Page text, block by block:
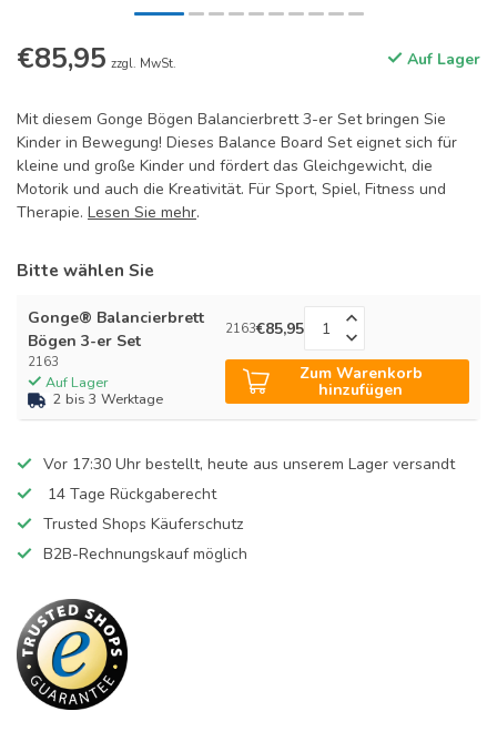
€85,95 zzgl. MwSt. Auf Lager
Mit diesem Gonge Bögen Balancierbrett 3-er Set bringen Sie
Kinder in Bewegung! Dieses Balance Board Set eignet sich für
kleine und große Kinder und fördert das Gleichgewicht, die
Motorik und auch die Kreativität. Für Sport, Spiel, Fitness und
Therapie. Lesen Sie mehr.
Bitte wählen Sie
Gonge® Balancierbrett
Bögen 3-er Set
2163
Auf Lager
2 bis 3 Werktage
2163€85,95
Zum Warenkorb
hinzufügen
Vor 17:30 Uhr bestellt, heute aus unserem Lager versandt
14 Tage Rückgaberecht
Trusted Shops Käuferschutz
B2B-Rechnungskauf möglich